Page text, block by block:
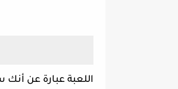
اللعبة عبارة عن